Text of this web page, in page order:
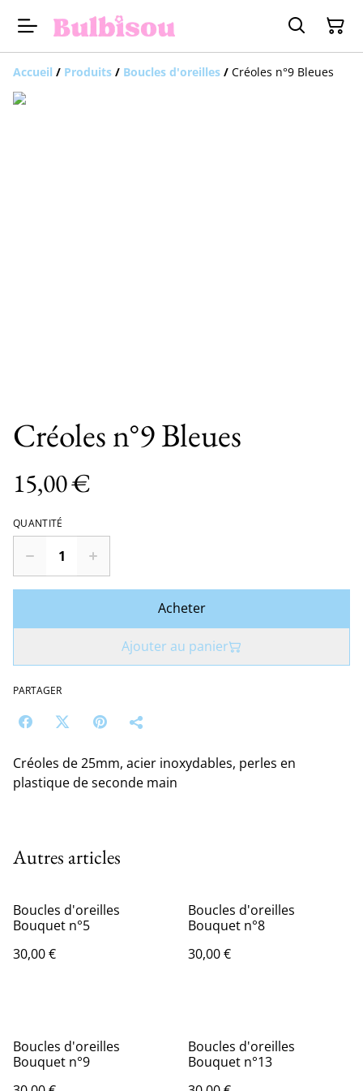
Accueil / Produits / Boucles d'oreilles / Créoles n°9 Bleues
Créoles n°9 Bleues
15,00 €
QUANTITÉ
Acheter
Ajouter au panier
PARTAGER
Créoles de 25mm, acier inoxydables, perles en
plastique de seconde main
Autres articles
Boucles d'oreilles
Bouquet n°5
30,00 €
Boucles d'oreilles
Bouquet n°8
30,00 €
Boucles d'oreilles
Bouquet n°9
Boucles d'oreilles
Bouquet n°13